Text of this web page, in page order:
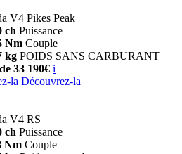
V4 Pikes Peak
ch Puissance
Nm Couple
kg POIDS SANS CARBURANT
33 190€ i
la Découvrez-la
V4 RS
ch Puissance
Nm Couple